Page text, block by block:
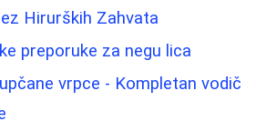
Hirurških Zahvata
preporuke za negu lica
vrpce - Kompletan vodič